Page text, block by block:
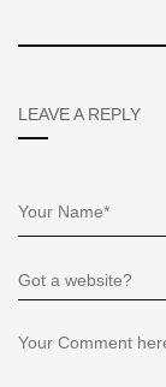
LEAVE A REPLY